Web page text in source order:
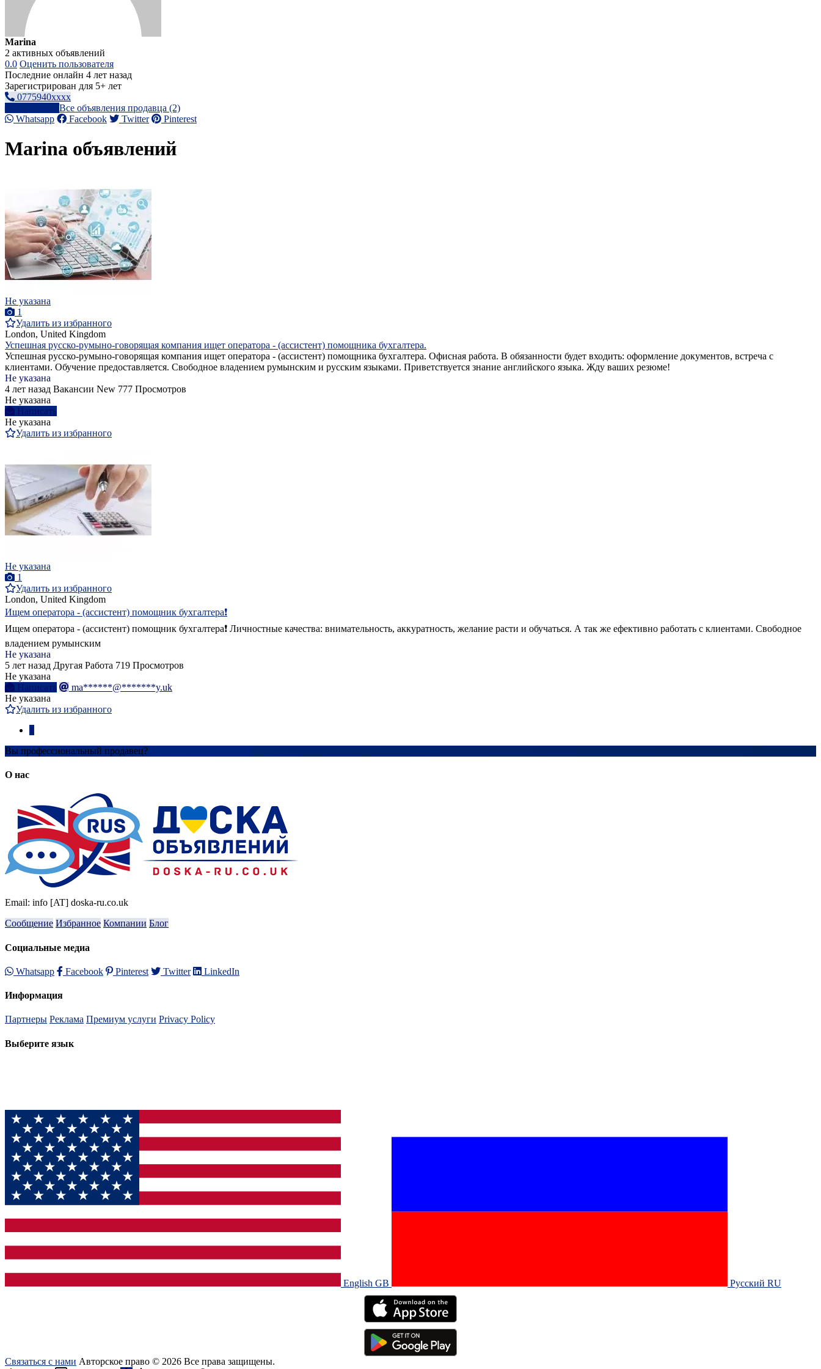
Marina
2 активных объявлений
0.0 Оценить пользователя
Последние онлайн 4 лет назад
Зарегистрирован для 5+ лет
0775940xxxx
Все объявления продавца (2)
Whatsapp
Facebook Twitter Pinterest
Marina объявлений
Не указана
1
Удалить из избранного
London, United Kingdom
Успешная русско-румыно-говорящая компания ищет оператора - (ассистент) помощника бухгалтерa.
Успешная русско-румыно-говорящая компания ищет оператора - (ассистент) помощника бухгалтера. Офисная работа. В обязанности будет входить: оформление документов, встреча с
клиентами. Обучение предоставляется. Свободное владением румынским и русским языками. Приветствуется знание английского языка. Жду ваших резюме!
Не указана
4 лет назад Вакансии New 777 Просмотров
Не указана
Написать
Не указана
Удалить из избранного
Не указана
1
Удалить из избранного
London, United Kingdom
Ищем оператора - (ассистент) помощник бухгалтера❗
Ищем оператора - (ассистент) помощник бухгалтера❗ Личностные качества: внимательность, аккуратность, желание расти и обучаться. А так же ефективно работать с клиентами. Свободное
владением румынским
Не указана
5 лет назад Другая Работа 719 Просмотров
Не указана
Написать
ma******@*******y.uk
Не указана
Удалить из избранного
Вы профессиональный продавец?
О нас
Email: info [AT] doska-ru.co.uk
Сообщение Избранное Компании Блог
Социальные медиа
Whatsapp Facebook Pinterest Twitter LinkedIn
Информация
Партнеры Реклама Премиум услуги Privacy Policy
Выберите язык
English GB‎ Русский RU‎
Связаться с нами Авторское право © 2026 Все права защищены.